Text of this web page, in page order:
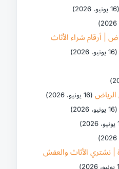
(16 يونيو، 2026)
| أرقام شراء الأثاث
(16 يونيو، 2026)
(16 يونيو، 2026)
(16 يونيو، 2026)
نشتري الأثاث والعفش